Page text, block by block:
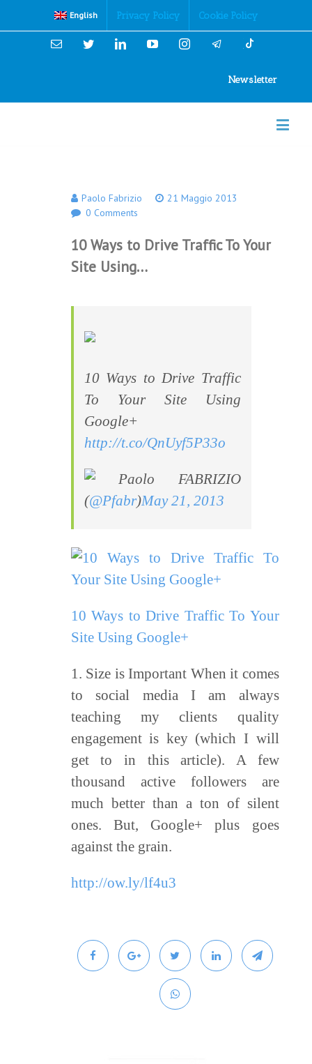
English Privacy Policy Cookie Policy
Email TwitterLinkedinYouTubeInstagram
Newsletter
Paolo Fabrizio
21 Maggio 2013
0 Comments
10 Ways to Drive Traffic To Your
Site Using…
10 Ways to Drive Traffic
To Your Site Using
Google+
http://t.co/QnUyf5P33o
Paolo FABRIZIO
(@Pfabr)May 21, 2013
10 Ways to Drive Traffic To Your
Site Using Google+
1. Size is Important When it comes
to social media I am always
teaching my clients quality
engagement is key (which I will
get to in this article). A few
thousand active followers are
much better than a ton of silent
ones. But, Google+ plus goes
against the grain.
http://ow.ly/lf4u3
Cookies Policy